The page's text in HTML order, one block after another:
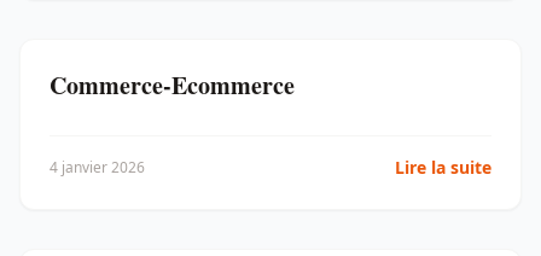
Commerce-Ecommerce
4 janvier 2026 Lire la suite